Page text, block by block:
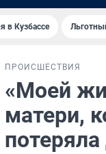
в Кузбассе
ПРОИСШЕСТВИЯ
«Моей
матери,